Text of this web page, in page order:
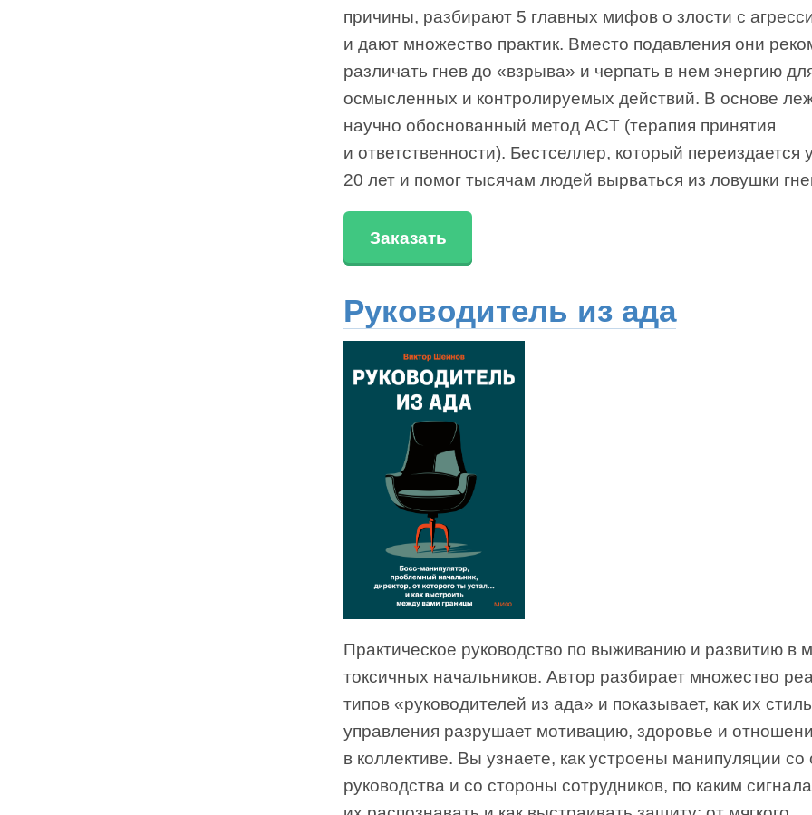
причины, разбирают 5 главных мифов о злости с
и дают множество практик. Вместо подавления они
различать гнев до «взрыва» и черпать в нем энергию
осмысленных и контролируемых действий. В основе
научно обоснованный метод ACT (терапия принятия
и ответственности). Бестселлер, который переиздается
20 лет и помог тысячам людей вырваться из ловушки
Заказать
Руководитель из ада
Практическое руководство по выживанию и развитию в
токсичных начальников. Автор разбирает множество
типов «руководителей из ада» и показывает, как их стиль
управления разрушает мотивацию, здоровье и
в коллективе. Вы узнаете, как устроены манипуляции со
руководства и со стороны сотрудников, по каким